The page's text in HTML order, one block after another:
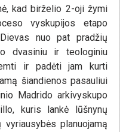
kad birželio 2-oji žymi
vyskupijos etapo
nuo pat pradžių
dvasiniu ir teologiniu
ir padėti jam kurti
šiandienos pasauliui
Madrido arkivyskupo
kuris lankė lūšnynų
planuojamą